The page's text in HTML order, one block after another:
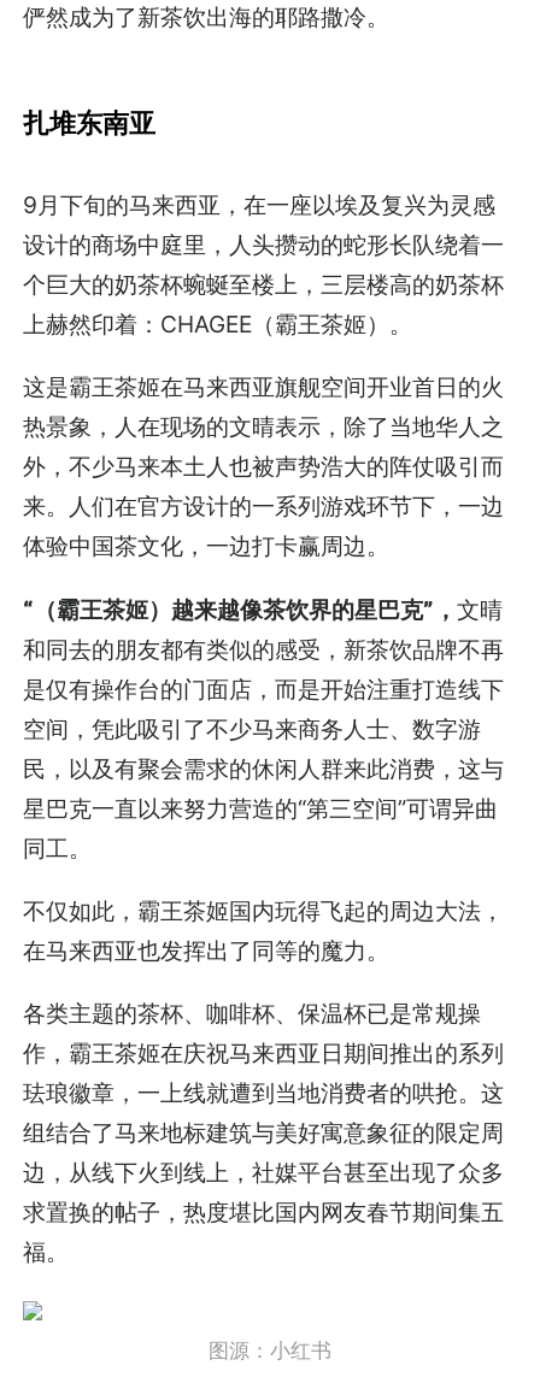
俨然成为了新茶饮出海的耶路撒冷。
扎堆东南亚
9月下旬的马来西亚，在一座以埃及复兴为灵感
设计的商场中庭里，人头攒动的蛇形长队绕着一
个巨大的奶茶杯蜿蜒至楼上，三层楼高的奶茶杯
上赫然印着：CHAGEE（霸王茶姬）。
这是霸王茶姬在马来西亚旗舰空间开业首日的火
热景象，人在现场的文晴表示，除了当地华人之
外，不少马来本土人也被声势浩大的阵仗吸引而
来。人们在官方设计的一系列游戏环节下，一边
体验中国茶文化，一边打卡赢周边。
“（霸王茶姬）越来越像茶饮界的星巴克”，文晴
和同去的朋友都有类似的感受，新茶饮品牌不再
是仅有操作台的门面店，而是开始注重打造线下
空间，凭此吸引了不少马来商务人士、数字游
民，以及有聚会需求的休闲人群来此消费，这与
星巴克一直以来努力营造的“第三空间”可谓异曲
同工。
不仅如此，霸王茶姬国内玩得飞起的周边大法，
在马来西亚也发挥出了同等的魔力。
各类主题的茶杯、咖啡杯、保温杯已是常规操
作，霸王茶姬在庆祝马来西亚日期间推出的系列
珐琅徽章，一上线就遭到当地消费者的哄抢。这
组结合了马来地标建筑与美好寓意象征的限定周
边，从线下火到线上，社媒平台甚至出现了众多
求置换的帖子，热度堪比国内网友春节期间集五
福。
图源：小红书